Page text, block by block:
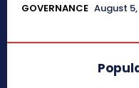
GOVERNANCE August